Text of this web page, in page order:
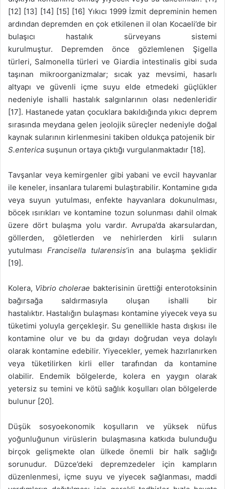
[12] [13] [14] [15] [16] Yıkıcı 1999 İzmit depreminin hemen
ardından depremden en çok etkilenen il olan Kocaeli’de bir
bulaşıcı hastalık sürveyans sistemi
kurulmuştur. Depremden önce gözlemlenen Şigella
türleri, Salmonella türleri ve Giardia intestinalis gibi suda
taşınan mikroorganizmalar; sıcak yaz mevsimi, hasarlı
altyapı ve güvenli içme suyu elde etmedeki güçlükler
nedeniyle ishalli hastalık salgınlarının olası nedenleridir
[17]. Hastanede yatan çocuklara bakıldığında yıkıcı deprem
sırasında meydana gelen jeolojik süreçler nedeniyle doğal
kaynak sularının kirlenmesini takiben oldukça patojenik bir
S.enterica suşunun ortaya çıktığı vurgulanmaktadır [18].
Tavşanlar veya kemirgenler gibi yabani ve evcil hayvanlar
ile keneler, insanlara tularemi bulaştırabilir. Kontamine gıda
veya suyun yutulması, enfekte hayvanlara dokunulması,
böcek ısırıkları ve kontamine tozun solunması dahil olmak
üzere dört bulaşma yolu vardır. Avrupa’da akarsulardan,
göllerden, göletlerden ve nehirlerden kirli suların
yutulması Francisella tularensis‘in ana bulaşma şeklidir
[19].
Kolera, Vibrio cholerae bakterisinin ürettiği enterotoksinin
bağırsağa saldırmasıyla oluşan ishalli bir
hastalıktır. Hastalığın bulaşması kontamine yiyecek veya su
tüketimi yoluyla gerçekleşir. Su genellikle hasta dışkısı ile
kontamine olur ve bu da gıdayı doğrudan veya dolaylı
olarak kontamine edebilir. Yiyecekler, yemek hazırlanırken
veya tüketilirken kirli eller tarafından da kontamine
olabilir. Endemik bölgelerde, kolera en yaygın olarak
yetersiz su temini ve kötü sağlık koşulları olan bölgelerde
bulunur [20].
Düşük sosyoekonomik koşulların ve yüksek nüfus
yoğunluğunun virüslerin bulaşmasına katkıda bulunduğu
birçok gelişmekte olan ülkede önemli bir halk sağlığı
sorunudur. Düzce’deki depremzedeler için kampların
düzenlenmesi, içme suyu ve yiyecek sağlanması, maddi